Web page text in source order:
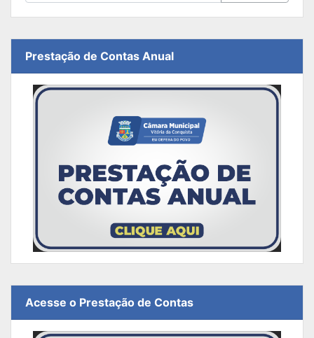
Prestação de Contas Anual
Acesse o Prestação de Contas